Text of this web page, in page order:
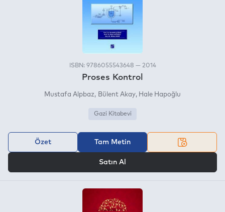
ISBN: 9786055543648 — 2014
Proses Kontrol
Mustafa Alpbaz Bülent Akay Hale Hapoğlu
Gazi Kitabevi
Özet Tam Metin
Satın Al